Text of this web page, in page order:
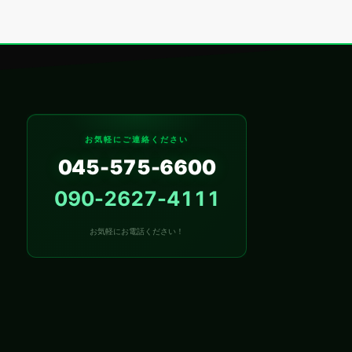
お気軽にご連絡ください
045-575-6600
090-2627-4111
お気軽にお電話ください！